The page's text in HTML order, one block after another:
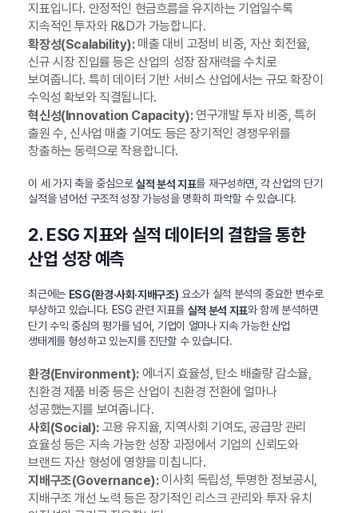
지표입니다. 안정적인 현금흐름을 유지하는 기업일수록
지속적인 투자와 R&D가 가능합니다.
확장성(Scalability):매출 대비 고정비 비중, 자산 회전율,
신규 시장 진입률 등은 산업의 성장 잠재력을 수치로
보여줍니다. 특히 데이터 기반 서비스 산업에서는 규모 확장이
수익성 확보와 직결됩니다.
혁신성(Innovation Capacity):연구개발 투자 비중, 특허
출원 수, 신사업 매출 기여도 등은 장기적인 경쟁우위를
창출하는 동력으로 작용합니다.
이 세 가지 축을 중심으로실적 분석 지표를 재구성하면, 각 산업의 단기
실적을 넘어선 구조적 성장 가능성을 명확히 파악할 수 있습니다.
2. ESG 지표와 실적 데이터의 결합을 통한
산업 성장 예측
최근에는 ESG(환경·사회·지배구조) 요소가 실적 분석의 중요한 변수로
부상하고 있습니다. ESG 관련 지표를 실적 분석 지표와 함께 분석하면
단기 수익 중심의 평가를 넘어, 기업이 얼마나 지속 가능한 산업
생태계를 형성하고 있는지를 진단할 수 있습니다.
환경(Environment):에너지 효율성, 탄소 배출량 감소율,
친환경 제품 비중 등은 산업이 친환경 전환에 얼마나
성공했는지를 보여줍니다.
사회(Social):고용 유지율, 지역사회 기여도, 공급망 관리
효율성 등은 지속 가능한 성장 과정에서 기업의 신뢰도와
브랜드 자산 형성에 영향을 미칩니다.
지배구조(Governance):이사회 독립성, 투명한 정보공시,
지배구조 개선 노력 등은 장기적인 리스크 관리와 투자 유치